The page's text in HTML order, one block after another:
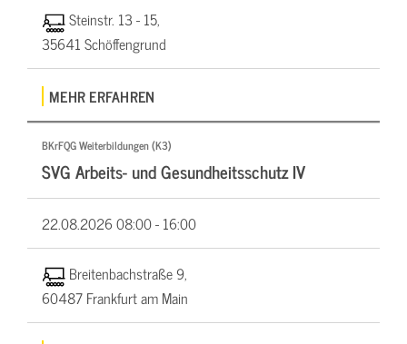
Steinstr. 13 - 15,
35641 Schöffengrund
MEHR ERFAHREN
BKrFQG Weiterbildungen (K3)
SVG Arbeits- und Gesundheitsschutz IV
22.08.202608:00 - 16:00
Breitenbachstraße 9,
60487 Frankfurt am Main